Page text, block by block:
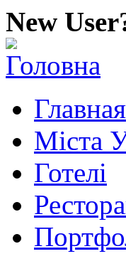
New
Главная
Міста
Готелі